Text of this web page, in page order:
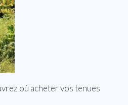
où acheter vos tenues